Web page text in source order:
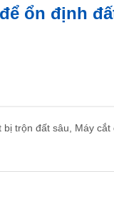
ổn định
trộn đất sâu, Máy